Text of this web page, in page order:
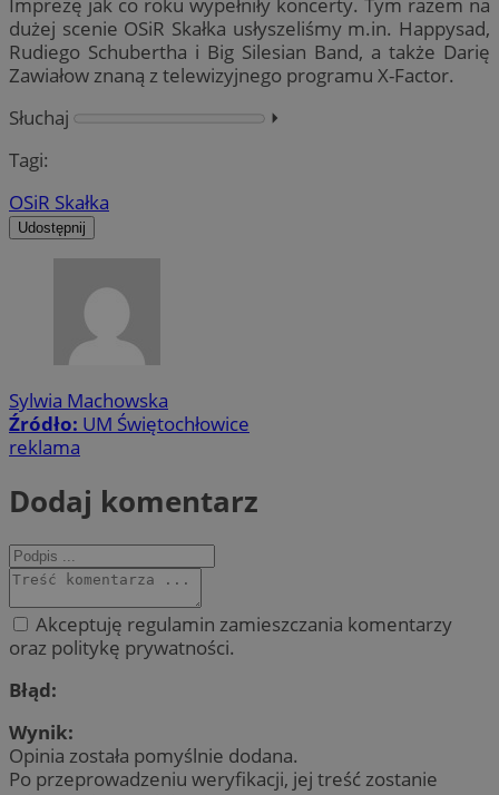
dużej scenie OSiR Skałka usłyszeliśmy m.in. Happysad,
Rudiego Schubertha i Big Silesian Band, a także Darię
Zawiałow znaną z telewizyjnego programu X-Factor.
Słuchaj
⏵︎
Tagi:
OSiR Skałka
Udostępnij
Sylwia Machowska
Źródło: UM Świętochłowice
reklama
Dodaj komentarz
Akceptuję regulamin zamieszczania komentarzy
oraz politykę prywatności.
Błąd:
Wynik:
Opinia została pomyślnie dodana.
Po przeprowadzeniu weryfikacji, jej treść zostanie